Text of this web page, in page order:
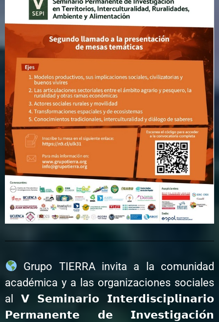
Grupo TIERRA invita a la comunidad
académica y a las organizaciones sociales
al 𝗩 𝗦𝗲𝗺𝗶𝗻𝗮𝗿𝗶𝗼 𝗜𝗻𝘁𝗲𝗿𝗱𝗶𝘀𝗰𝗶𝗽𝗹𝗶𝗻𝗮𝗿𝗶𝗼
𝗣𝗲𝗿𝗺𝗮𝗻𝗲𝗻𝘁𝗲 𝗱𝗲 𝗜𝗻𝘃𝗲𝘀𝘁𝗶𝗴𝗮𝗰𝗶𝗼́𝗻